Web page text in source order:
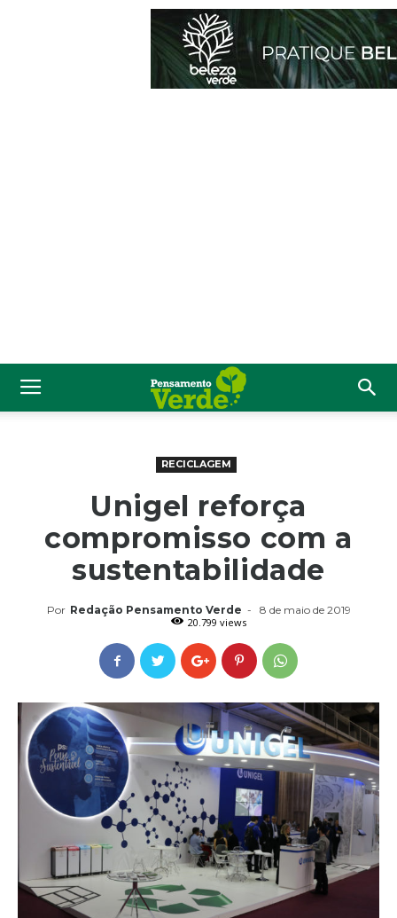
RECICLAGEM
Unigel reforça
compromisso com a
sustentabilidade
Por Redação Pensamento Verde -
8 de maio de 2019
20.799 views